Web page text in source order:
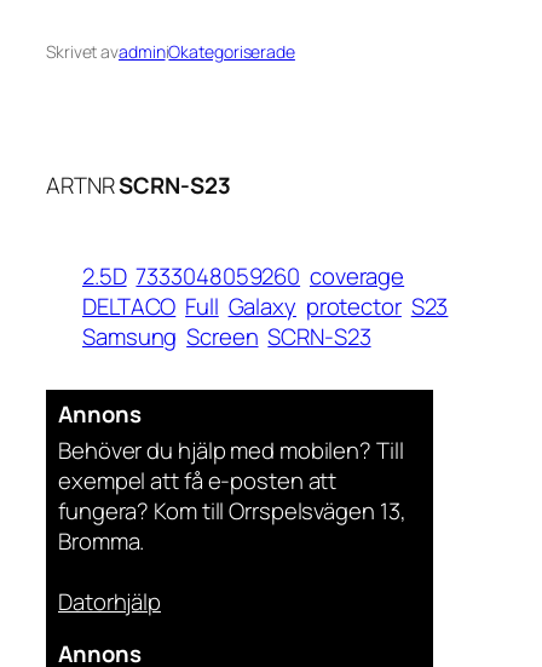
Skrivet avadminiOkategoriserade
ARTNRSCRN-S23
2.5D 7333048059260 coverage
DELTACO Full Galaxy protector S23
Samsung Screen SCRN-S23
Annons
Behöver du hjälp med mobilen? Till
exempel att få e-posten att
fungera? Kom till Orrspelsvägen 13,
Bromma.
Datorhjälp
Annons